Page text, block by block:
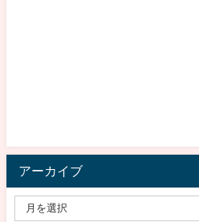
アーカイブ